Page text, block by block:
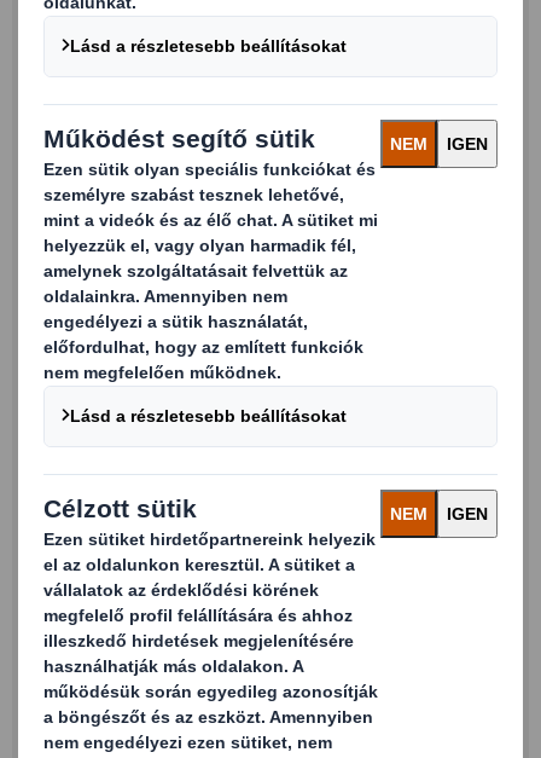
Cégnév
Ország
Város
Irányítószám
Munkakör
Szeretnék további információkat kapni